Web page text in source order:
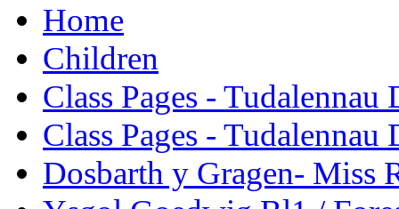
Home
Children
Class Pages - Tudalennau
Class Pages -
Dosbarth y Gragen- Miss